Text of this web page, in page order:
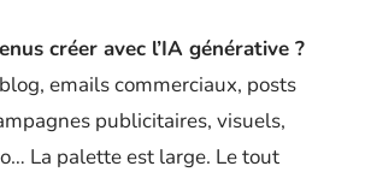
créer avec l’IA générative ?
emails commerciaux, posts
publicitaires, visuels,
La palette est large. Le tout